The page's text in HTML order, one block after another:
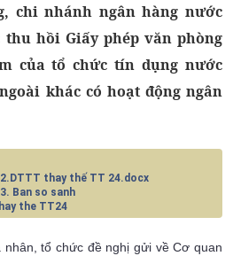
chi nhánh ngân hàng nước
hồi Giấy phép văn phòng
của tổ chức tín dụng nước
khác có hoạt động ngân
thay thế TT 24.docx
Ban so sanh
the TT24
tổ chức đề nghị gửi về Cơ quan